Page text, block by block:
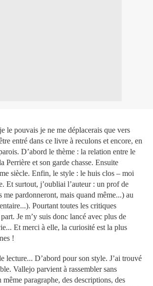
le pouvais je ne me déplacerais que vers
entré dans ce livre à reculons et encore, en
D’abord le thème : la relation entre le
Perrière et son garde chasse. Ensuite
siècle. Enfin, le style : le huis clos – moi
Et surtout, j’oubliai l’auteur : un prof de
me pardonneront, mais quand même...) au
Pourtant toutes les critiques
Je m’y suis donc lancé avec plus de
Et merci à elle, la curiosité est la plus
!
lecture... D’abord pour son style. J’ai trouvé
Vallejo parvient à rassembler sans
paragraphe, des descriptions, des